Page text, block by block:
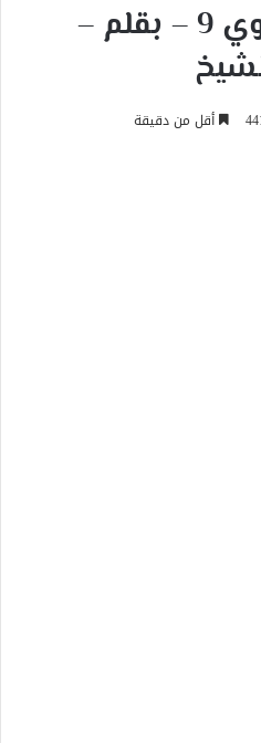
الفردوس السماوي 9 – بقلم –
أقل من دقيقة